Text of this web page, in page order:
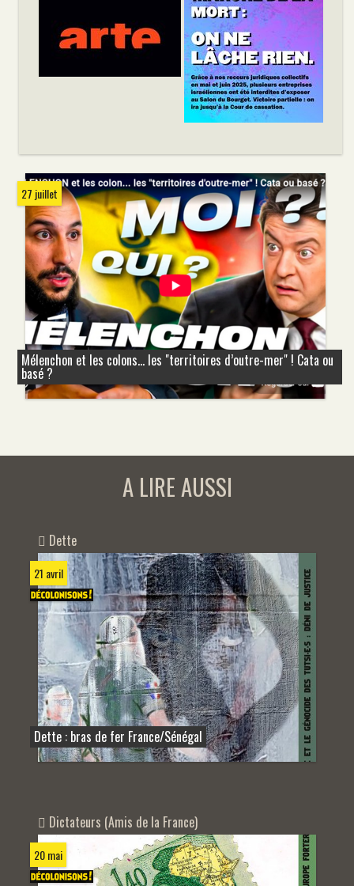
27 juillet
Mélenchon et les colons... les "territoires d’outre-mer" ! Cata ou
basé ?
A LIRE AUSSI
Dette
21 avril
Dette : bras de fer France/Sénégal
Dictateurs (Amis de la France)
20 mai